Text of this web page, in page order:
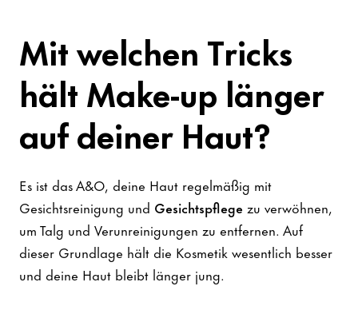
Mit welchen Tricks
hält Make-up länger
auf deiner Haut?
Es ist das A&O, deine Haut regelmäßig mit
Gesichtsreinigung und Gesichtspflege zu verwöhnen,
um Talg und Verunreinigungen zu entfernen. Auf
dieser Grundlage hält die Kosmetik wesentlich besser
und deine Haut bleibt länger jung.